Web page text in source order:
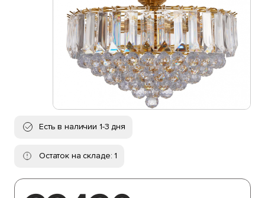
Есть в наличии 1-3 дня
Остаток на складе: 1